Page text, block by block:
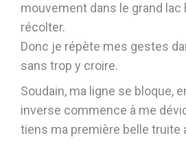
mouvement dans le grand lac
récolter.
Donc je répète mes gestes
sans trop y croire.
Soudain, ma ligne se bloque,
inverse commence à me
tiens ma première belle truite